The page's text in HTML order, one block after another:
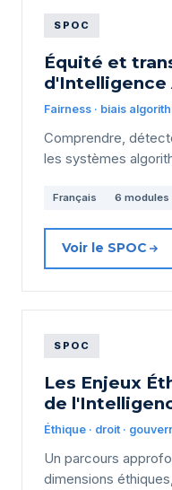
SPOC
Équité et
Fairness · biais
Comprendre,
les systèmes
Français 6 modules
Voir le SPOC
SPOC
Les Enjeux
de
Éthique · droit ·
Un parcours
dimensions